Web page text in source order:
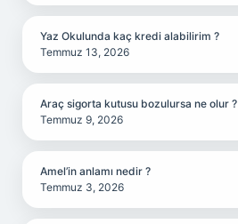
Yaz Okulunda kaç kredi alabilirim ?
Temmuz 13, 2026
Araç sigorta kutusu bozulursa ne olur ?
Temmuz 9, 2026
Amel’in anlamı nedir ?
Temmuz 3, 2026